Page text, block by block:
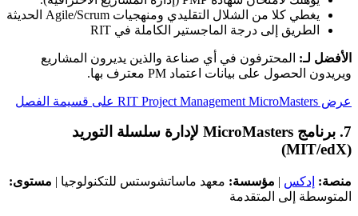
يغطي كلا من الشلال التقليدي ومنهجيات Agile/Scrum الحديثة
الطريق إلى درجة الماجستير الكاملة في RIT
الأفضل لـ: المحترفون في أي صناعة والذين يديرون المشاريع
ويريدون الحصول على بيانات اعتماد PM معترف بها.
عرض RIT Project Management MicroMasters على قسيمة الفصل
7. برنامج MicroMasters لإدارة سلسلة التوريد
(MIT/edX)
منصة: إدكس | مؤسسة: معهد ماساتشوستس للتكنولوجيا | مستوى:
المتوسطة إلى المتقدمة